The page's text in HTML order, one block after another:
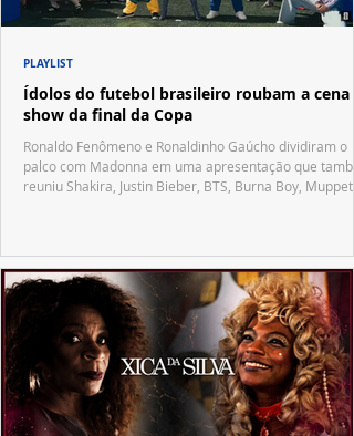
Ídolos do futebol brasileiro roubam a cena
show da final da Copa
Ronaldo Fenômeno e Ronaldinho Gaúcho dividiram o
palco com Madonna em uma apresentação que
reuniu Shakira, Justin Bieber, BTS, Burna Boy, Muppets,
PLAYLIST